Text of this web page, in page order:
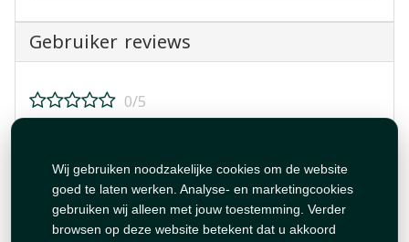
Wij gebruiken noodzakelijke cookies om de website
goed te laten werken. Analyse- en marketingcookies
gebruiken wij alleen met jouw toestemming. Verder
browsen op deze website betekent dat u akkoord
Gebruiker reviews
0/5